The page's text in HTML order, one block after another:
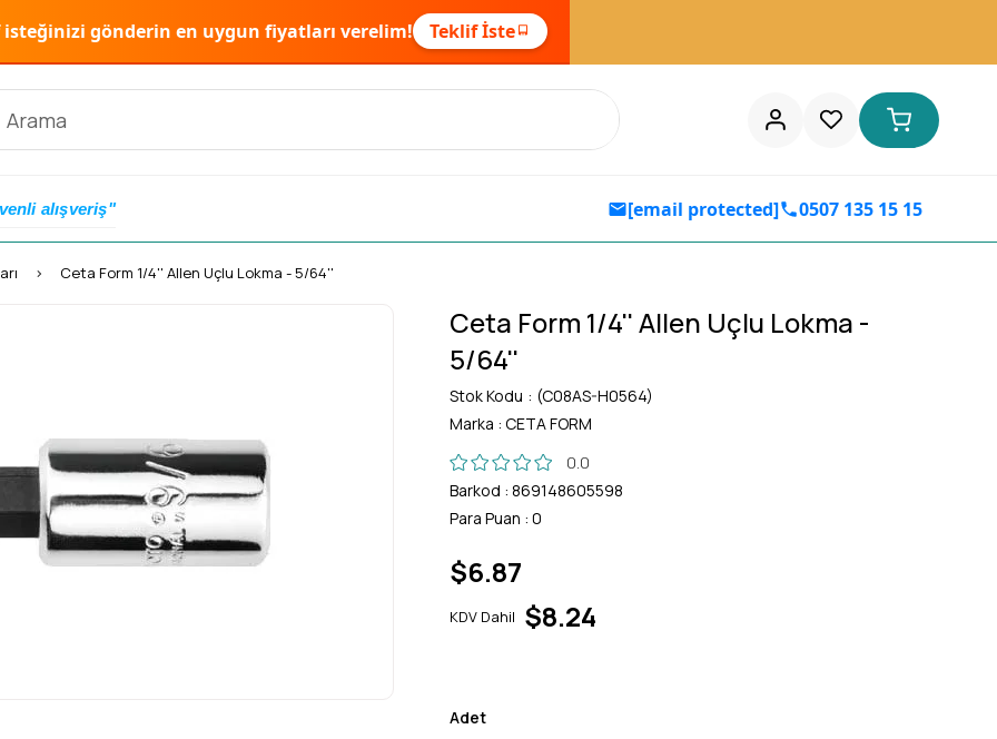
isteğinizi gönderin en uygun fiyatları verelim! Teklif İste
alışveriş" [email protected] 0507 135 15 15
Ceta Form 1/4'' Allen Uçlu Lokma - 5/64''
Ceta Form 1/4'' Allen Uçlu Lokma -
5/64''
Stok Kodu
(C08AS-H0564)
Marka : CETA FORM
0.0
Barkod : 869148605598
Para Puan : 0
$6.87
KDV Dahil $8.24
Adet